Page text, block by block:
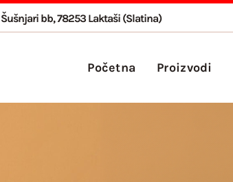
Šušnjari bb, 78253 Laktaši (Slatina)
Početna Proizvodi